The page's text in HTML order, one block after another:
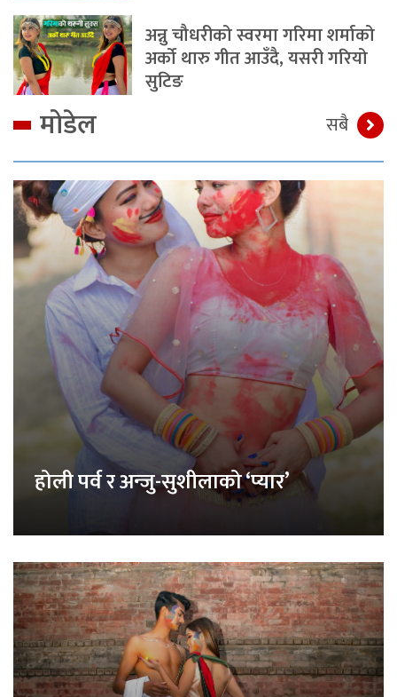
अन्नु चौधरीको स्वरमा गरिमा शर्माको
अर्को थारु गीत आउँदै, यसरी गरियो
सुटिङ
मोडेल सबै
होली पर्व र अन्जु-सुशीलाको ‘प्यार’